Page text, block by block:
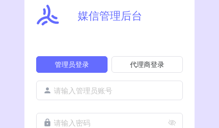
媒信管理后台
管理员登录 代理商登录
请输入管理员账号
请输入密码